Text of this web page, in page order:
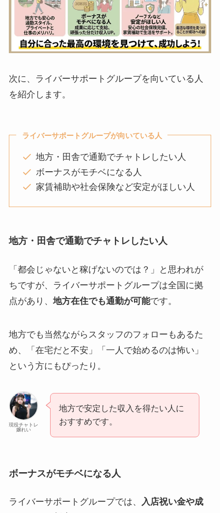
次に、ライバーサポートグループを向いている人
を紹介します。
ライバーサポートグループが向いている人
地方・田舎で通勤でチャトレしたい人
ボーナスがモチベになる人
家賃補助や社会保険など安定がほしい人
地方・田舎で通勤でチャトレしたい人
「都会じゃないと稼げないのでは？」と思われが
ちですが、ライバーサポートグループは全国に拠
点があり、地方在住でも通勤が可能です。
地方でも当然ながらスタッフのフォローもあるた
め、「在宅だと不安」「一人で始めるのは怖い」
という方にもぴったり。
現役チャトレ
嬢れい
地方で安定した収入を得たい人に
おすすめです。
ボーナスがモチベになる人
ライバーサポートグループでは、
入店祝い金や成